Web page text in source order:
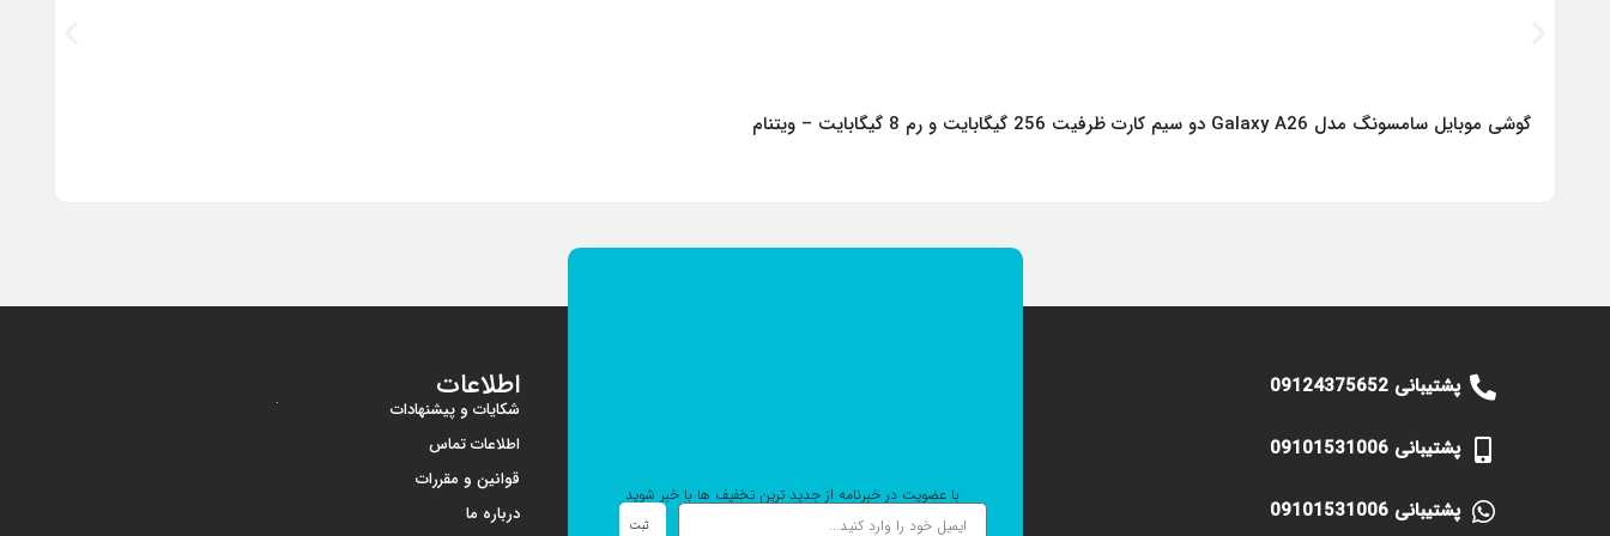
گوشی موبایل سامسونگ مدل Galaxy A26 دو سیم کارت ظرفیت 256 گیگابایت و رم 8 گیگابایت – ویتنام
پشتیبانی 09124375652
پشتیبانی 09101531006
پشتیبانی 09101531006
با عضویت در خبرنامه از جدید ترین تخفیف ها با خبر شوید
ثبت
اطلاعات
شکایات و پیشنهادات
اطلاعات تماس
قوانین و مقررات
درباره ما